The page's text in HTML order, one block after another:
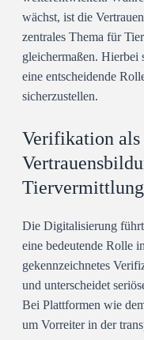
wächst, ist die
zentrales Thema für
gleichermaßen.
eine entscheidende
sicherzustellen.
Verifikation
Tiervermittlung
Die Digitalisierung führt
eine bedeutende Rolle
gekennzeichnetes
und unterscheidet
Bei Plattformen wie
um Vorreiter in der